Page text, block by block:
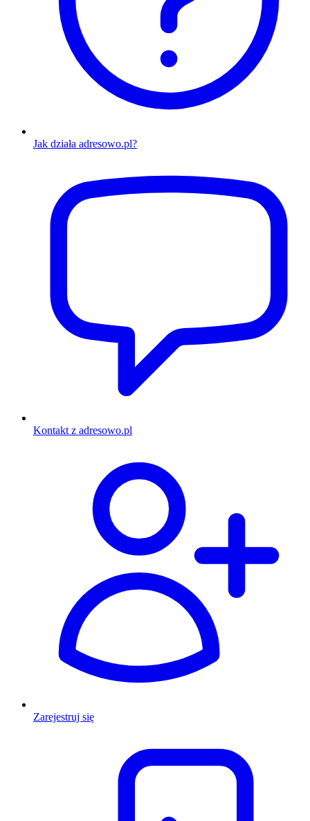
Jak działa adresowo.pl?
Kontakt z adresowo.pl
Zarejestruj się